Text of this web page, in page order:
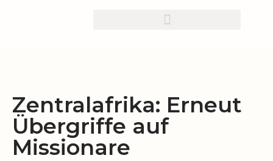
Zentralafrika: Erneut
Übergriffe auf
Missionare